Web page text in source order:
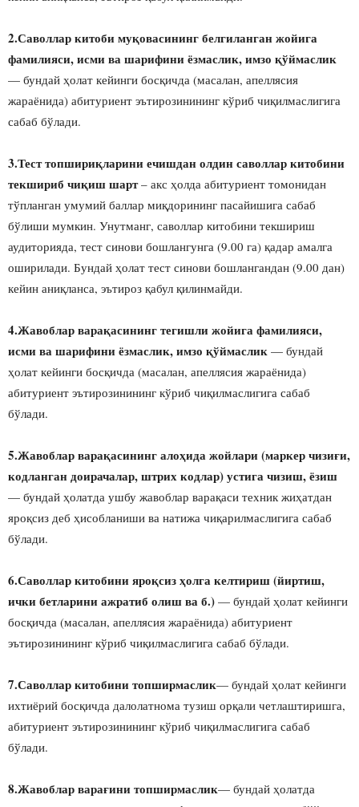
2.Саволлар китоби муқовасининг белгиланган жойига
фамилияси, исми ва шарифини ёзмаслик, имзо қўймаслик
— бундай ҳолат кейинги босқичда (масалан, апеллясия
жараёнида) абитуриент эътирозинининг кўриб чиқилмаслигига
сабаб бўлади.
3.Тест топшириқларини ечишдан олдин саволлар китобини
текшириб чиқиш шарт– акс ҳолда абитуриент томонидан
тўпланган умумий баллар миқдорининг пасайишига сабаб
бўлиши мумкин. Унутманг, саволлар китобини текшириш
аудиторияда, тест синови бошлангунга (9.00 га) қадар амалга
оширилади. Бундай ҳолат тест синови бошлангандан (9.00 дан)
кейин аниқланса, эътироз қабул қилинмайди.
4.Жавоблар варақасининг тегишли жойига фамилияси,
исми ва шарифини ёзмаслик, имзо қўймаслик — бундай
ҳолат кейинги босқичда (масалан, апеллясия жараёнида)
абитуриент эътирозинининг кўриб чиқилмаслигига сабаб
бўлади.
5.Жавоблар варақасининг алоҳида жойлари (маркер чизиғи,
кодланган доирачалар, штрих кодлар) устига чизиш, ёзиш
— бундай ҳолатда ушбу жавоблар варақаси техник жиҳатдан
яроқсиз деб ҳисобланиши ва натижа чиқарилмаслигига сабаб
бўлади.
6.Саволлар китобини яроқсиз ҳолга келтириш (йиртиш,
ички бетларини ажратиб олиш ва б.) — бундай ҳолат кейинги
босқичда (масалан, апеллясия жараёнида) абитуриент
эътирозинининг кўриб чиқилмаслигига сабаб бўлади.
7.Саволлар китобини топширмаслик— бундай ҳолат кейинги
ихтиёрий босқичда далолатнома тузиш орқали четлаштиришга,
абитуриент эътирозинининг кўриб чиқилмаслигига сабаб
бўлади.
8.Жавоблар варағини топширмаслик— бундай ҳолатда